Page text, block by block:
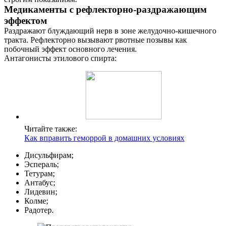
О нас
Услуги
Акции
Отзывы
Статьи
Медикаменты с рефлекторно-раздражающим
эффектом
Раздражают блуждающий нерв в зоне желудочно-кишечного
тракта. Рефлекторно вызывают рвотные позывы как
побочный эффект основного лечения.
Антагонисты этилового спирта:
Читайте также:
Как вправить геморрой в домашних условиях
Дисульфирам;
Эспераль;
Тетурам;
Антабус;
Лидевин;
Колме;
Радотер.